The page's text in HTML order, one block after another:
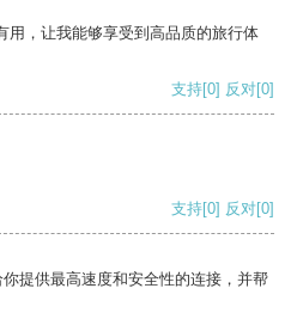
用，让我能够享受到高品质的旅行体
支持[0] 反对[0]
支持[0] 反对[0]
提供最高速度和安全性的连接，并帮